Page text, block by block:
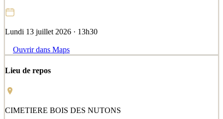
Lundi 13 juillet 2026 · 13h30
Ouvrir dans Maps
Lieu de repos
CIMETIERE BOIS DES NUTONS